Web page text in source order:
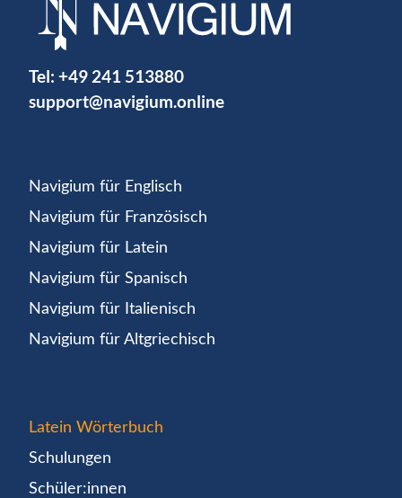
Tel: +49 241 513880
support@navigium.online
Navigium für Englisch
Navigium für Französisch
Navigium für Latein
Navigium für Spanisch
Navigium für Italienisch
Navigium für Altgriechisch
Latein Wörterbuch
Schulungen
Schüler:innen